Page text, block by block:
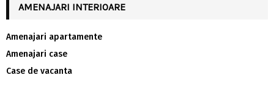
AMENAJARI INTERIOARE
Amenajari apartamente
Amenajari case
Case de vacanta